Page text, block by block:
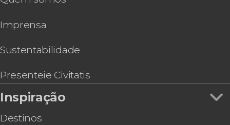
Ingresso do Aquário Interativo de Cancún
Ingresso do Museu Maia de Cancún sem filas
Imprensa
Sustentabilidade
Presenteie Civitatis
Inspiração
Destinos